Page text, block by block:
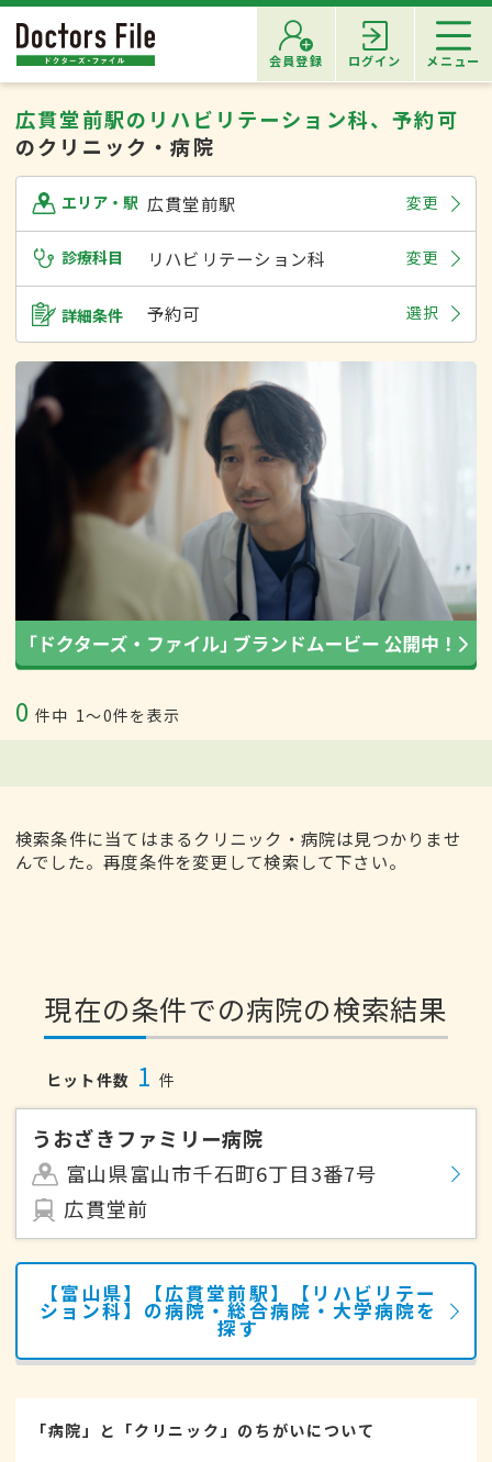
会員登録 ログイン メニュー
広貫堂前駅のリハビリテーション科、予約可
のクリニック・病院
エリア・駅 広貫堂前駅 変更
診療科目 リハビリテーション科 変更
詳細条件 予約可 選択
0 件中 1〜0件を表示
検索条件に当てはまるクリニック・病院は見つかりませ
んでした。再度条件を変更して検索して下さい。
現在の条件での病院の検索結果
ヒット件数 1 件
うおざきファミリー病院
富山県富山市千石町6丁目3番7号
広貫堂前
【富山県】【広貫堂前駅】【リハビリテー
ション科】の病院・総合病院・大学病院を
探す
「病院」と「クリニック」のちがいについて